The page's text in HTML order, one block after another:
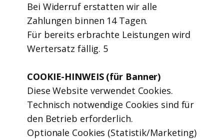
Bei Widerruf erstatten wir alle
Zahlungen binnen 14 Tagen.
Für bereits erbrachte Leistungen wird
Wertersatz fällig. 5
COOKIE-HINWEIS (für Banner)
Diese Website verwendet Cookies.
Technisch notwendige Cookies sind für
den Betrieb erforderlich.
Optionale Cookies (Statistik/Marketing)